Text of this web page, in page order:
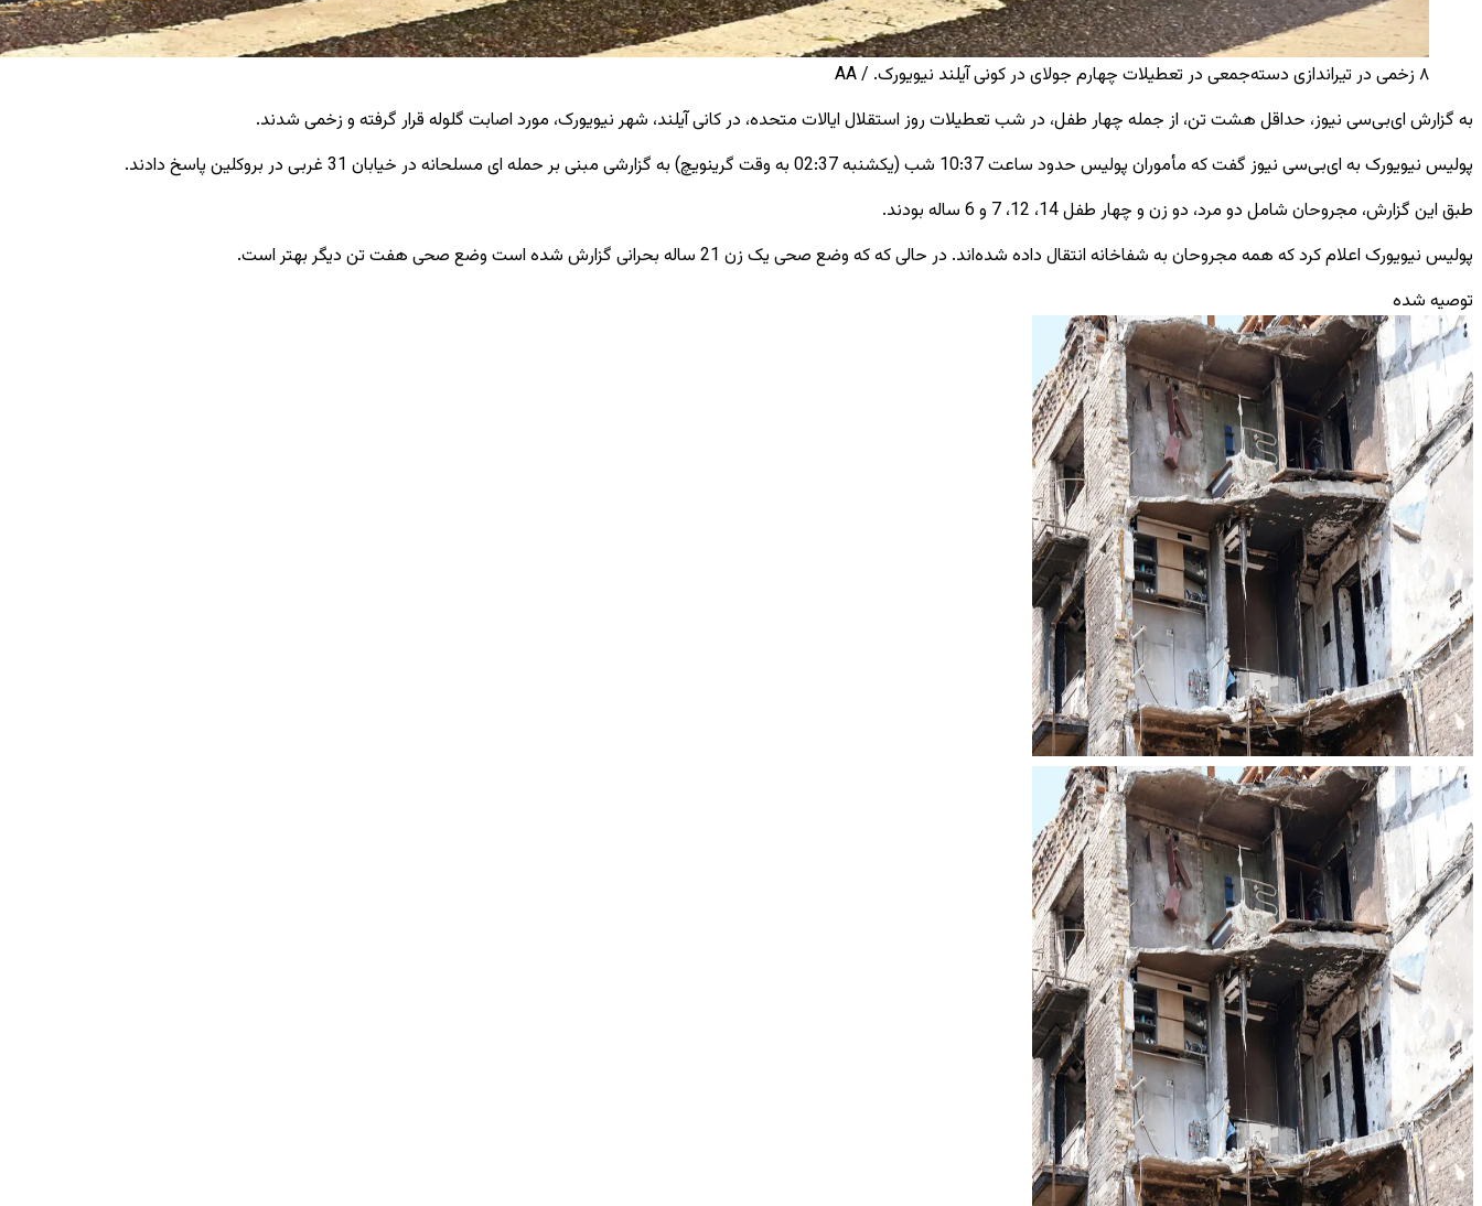
۸ زخمی در تیراندازی دسته‌جمعی در تعطیلات چهارم جولای در کونی آیلند نیویورک. / AA
به گزارش ای‌بی‌سی نیوز، حداقل هشت تن، از جمله چهار طفل، در شب تعطیلات روز استقلال ایالات متحده، در کانی آیلند، شهر نیویورک، مورد اصابت گلوله قرار گرفته و زخمی شدند.
پولیس نیویورک به ای‌بی‌سی نیوز گفت که مأموران پولیس حدود ساعت 10:37 شب (یکشنبه 02:37 به وقت گرینویچ) به گزارشی مبنی بر حمله ای مسلحانه در خیابان 31 غربی در بروکلین پاسخ دادند.
طبق این گزارش، مجروحان شامل دو مرد، دو زن و چهار طفل 14، 12، 7 و 6 ساله بودند.
پولیس نیویورک اعلام کرد که همه مجروحان به شفاخانه انتقال داده شده‌اند. در حالی که که وضع صحی یک زن 21 ساله بحرانی گزارش شده است وضع صحی هفت تن دیگر بهتر است.
توصیه شده